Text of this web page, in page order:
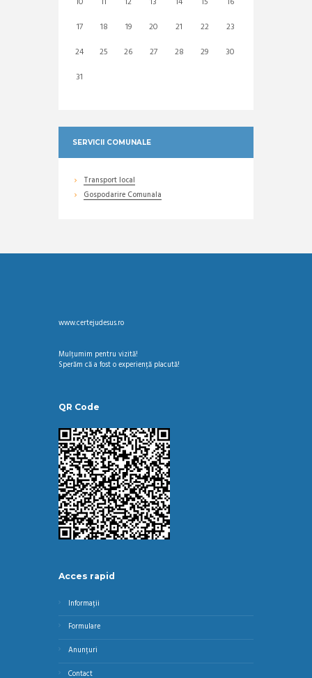
17
18 19 20 21 22
23
24
25 26 27 28 29
30
31
SERVICII COMUNALE
Transport local
Gospodarire Comunala
www.certejudesus.ro
Mulțumim pentru vizită!
Sperăm că a fost o experiență placută!
QR Code
Acces rapid
Informații
Formulare
Anunțuri
Contact